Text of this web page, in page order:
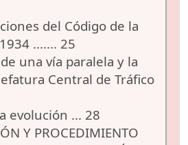
del Código de la
....... 25
una vía paralela y la
Central de Tráfico
evolución ... 28
Y PROCEDIMIENTO